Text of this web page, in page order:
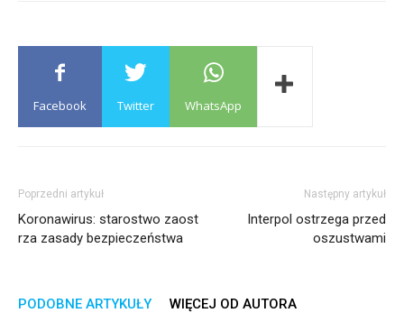
Facebook Twitter WhatsApp
Poprzedni artykuł
Koronawirus: starostwo zaost
rza zasady bezpieczeństwa
Następny artykuł
Interpol ostrzega przed
oszustwami
PODOBNE ARTYKUŁY WIĘCEJ OD AUTORA